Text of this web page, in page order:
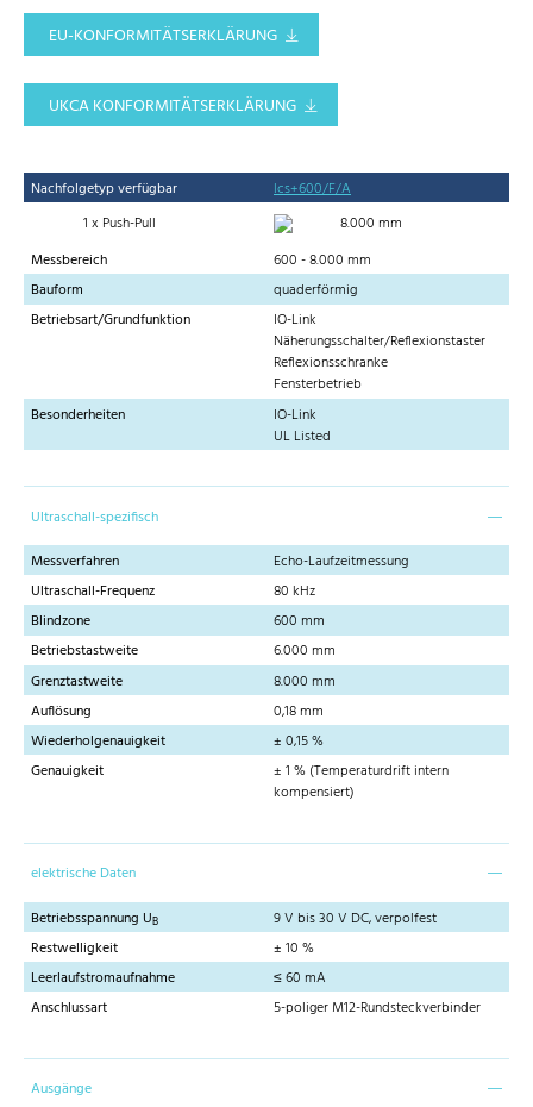
EU-KONFORMITÄTSERKLÄRUNG
UKCA KONFORMITÄTSERKLÄRUNG
Nachfolgetyp verfügbar
lcs+600/F/A
1 x Push-Pull
8.000 mm
Messbereich
600 - 8.000 mm
Bauform
quaderförmig
Betriebsart/Grundfunktion
IO-Link
Näherungsschalter/Reflexionstaster
Reflexionsschranke
Fensterbetrieb
Besonderheiten
IO-Link
UL Listed
Ultraschall-spezifisch
Messverfahren
Echo-Laufzeitmessung
Ultraschall-Frequenz
80 kHz
Blindzone
600 mm
Betriebstastweite
6.000 mm
Grenztastweite
8.000 mm
Auflösung
0,18 mm
Wiederholgenauigkeit
± 0,15 %
Genauigkeit
± 1 % (Temperaturdrift intern
kompensiert)
elektrische Daten
Betriebsspannung UB
9 V bis 30 V DC, verpolfest
Restwelligkeit
± 10 %
Leerlaufstromaufnahme
≤ 60 mA
Anschlussart
5-poliger M12-Rundsteckverbinder
Ausgänge